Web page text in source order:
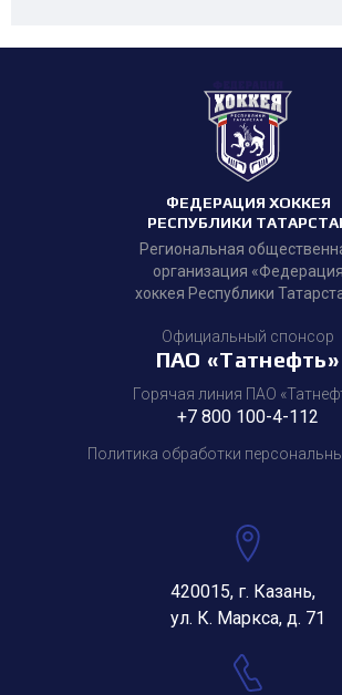
ФЕДЕРАЦИЯ ХОККЕЯ
РЕСПУБЛИКИ
Региональная
организация «Федерация
хоккея Республики
Официальный спонсор
ПАО «Татнефть»
Горячая линия ПАО
+7 800 100-4-112
Политика обработки
420015, г. Казань,
ул. К. Маркса, д. 71